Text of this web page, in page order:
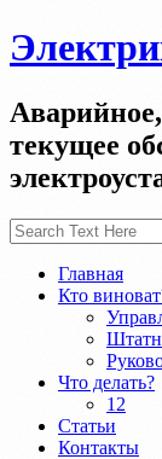
текущее
Главная
Кто
Что делать?
12
Статьи
Контакты